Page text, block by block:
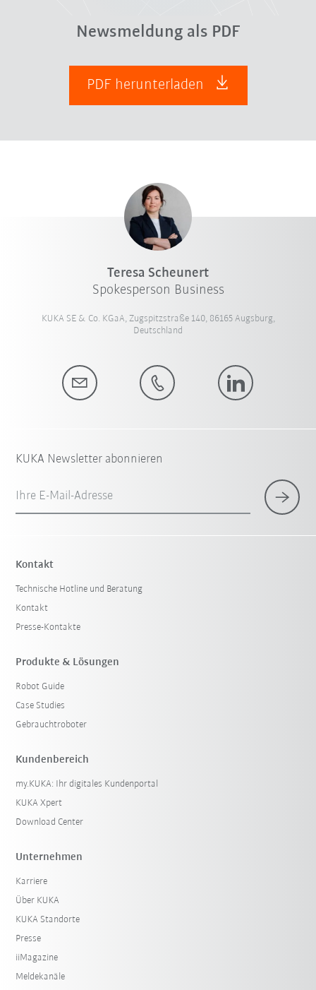
Newsmeldung als PDF
PDF herunterladen
Teresa Scheunert
Spokesperson Business
KUKA SE & Co. KGaA, Zugspitzstraße 140, 86165 Augsburg,
Deutschland
KUKA Newsletter abonnieren
Ihre E-Mail-Adresse
Kontakt
Technische Hotline und Beratung
Kontakt
Presse-Kontakte
Produkte & Lösungen
Robot Guide
Case Studies
Gebrauchtroboter
Kundenbereich
my.KUKA: Ihr digitales Kundenportal
KUKA Xpert
Download Center
Unternehmen
Karriere
Über KUKA
KUKA Standorte
Presse
iiMagazine
Meldekanäle